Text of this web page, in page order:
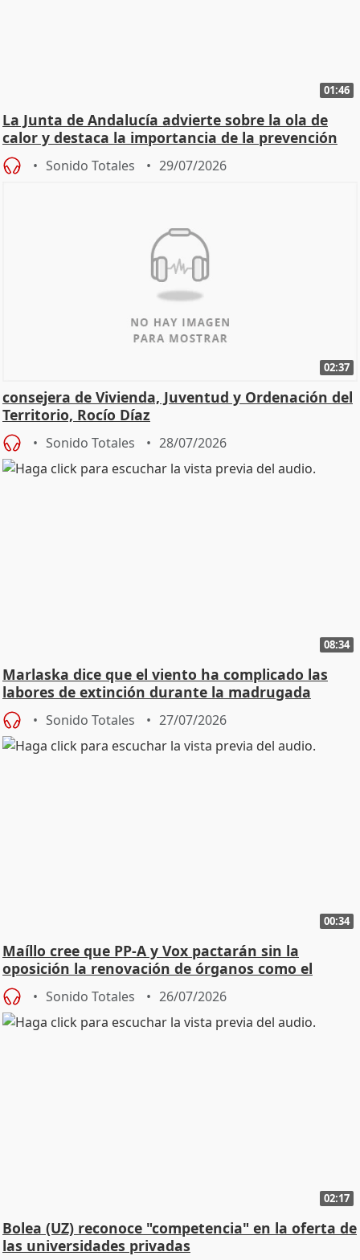
01:46
La Junta de Andalucía advierte sobre la ola de
calor y destaca la importancia de la prevención
Sonido Totales 29/07/2026
02:37
consejera de Vivienda, Juventud y Ordenación del
Territorio, Rocío Díaz
Sonido Totales 28/07/2026
08:34
Marlaska dice que el viento ha complicado las
labores de extinción durante la madrugada
Sonido Totales 27/07/2026
00:34
Maíllo cree que PP-A y Vox pactarán sin la
oposición la renovación de órganos como el
Defensor
Sonido Totales 26/07/2026
02:17
Bolea (UZ) reconoce "competencia" en la oferta de
las universidades privadas